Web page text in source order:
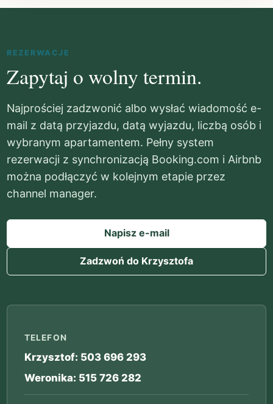
REZERWACJE
Zapytaj o wolny termin.
Najprościej zadzwonić albo wysłać wiadomość e-
mail z datą przyjazdu, datą wyjazdu, liczbą osób i
wybranym apartamentem. Pełny system
rezerwacji z synchronizacją Booking.com i Airbnb
można podłączyć w kolejnym etapie przez
channel manager.
Napisz e-mail
Zadzwoń do Krzysztofa
TELEFON
Krzysztof: 503 696 293
Weronika: 515 726 282